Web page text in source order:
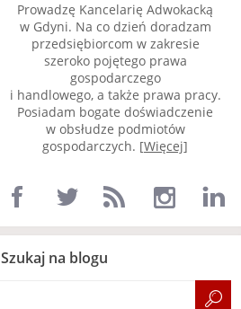
Prowadzę Kancelarię Adwokacką
w Gdyni. Na co dzień doradzam
przedsiębiorcom w zakresie
szeroko pojętego prawa
gospodarczego
i handlowego, a także prawa pracy.
Posiadam bogate doświadczenie
w obsłudze podmiotów
gospodarczych. [Więcej]
Szukaj na blogu